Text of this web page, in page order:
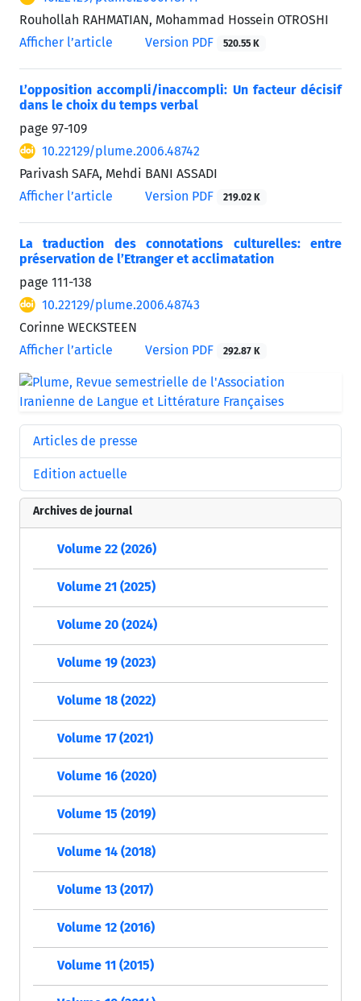
Rouhollah RAHMATIAN, Mohammad Hossein OTROSHI
Afficher l’article
Version PDF 520.55 K
L’opposition accompli/inaccompli: Un facteur décisif
dans le choix du temps verbal
page 97-109
10.22129/plume.2006.48742
Parivash SAFA, Mehdi BANI ASSADI
Afficher l’article
Version PDF 219.02 K
La traduction des connotations culturelles: entre
préservation de l’Etranger et acclimatation
page 111-138
10.22129/plume.2006.48743
Corinne WECKSTEEN
Afficher l’article
Version PDF 292.87 K
Articles de presse
Edition actuelle
Archives de journal
Volume 22 (2026)
Volume 21 (2025)
Volume 20 (2024)
Volume 19 (2023)
Volume 18 (2022)
Volume 17 (2021)
Volume 16 (2020)
Volume 15 (2019)
Volume 14 (2018)
Volume 13 (2017)
Volume 12 (2016)
Volume 11 (2015)